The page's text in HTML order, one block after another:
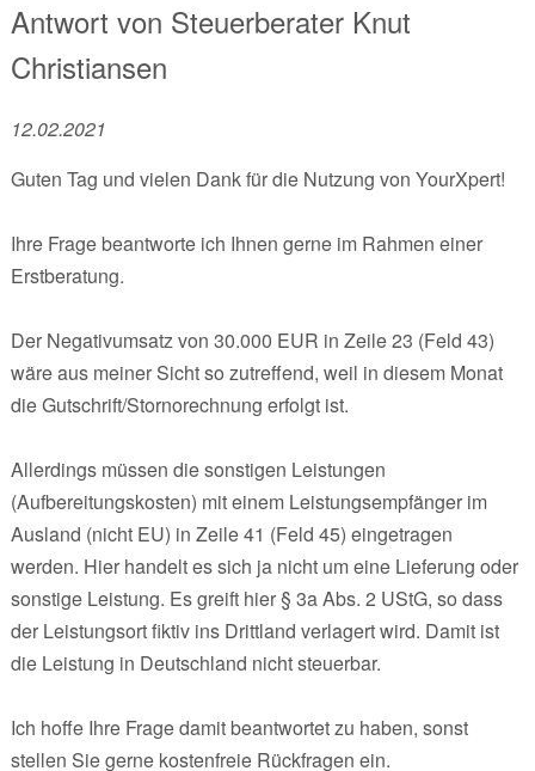
Antwort von Steuerberater Knut
Christiansen
12.02.2021
Guten Tag und vielen Dank für die Nutzung von YourXpert!
Ihre Frage beantworte ich Ihnen gerne im Rahmen einer
Erstberatung.
Der Negativumsatz von 30.000 EUR in Zeile 23 (Feld 43)
wäre aus meiner Sicht so zutreffend, weil in diesem Monat
die Gutschrift/Stornorechnung erfolgt ist.
Allerdings müssen die sonstigen Leistungen
(Aufbereitungskosten) mit einem Leistungsempfänger im
Ausland (nicht EU) in Zeile 41 (Feld 45) eingetragen
werden. Hier handelt es sich ja nicht um eine Lieferung oder
sonstige Leistung. Es greift hier § 3a Abs. 2 UStG, so dass
der Leistungsort fiktiv ins Drittland verlagert wird. Damit ist
die Leistung in Deutschland nicht steuerbar.
Ich hoffe Ihre Frage damit beantwortet zu haben, sonst
stellen Sie gerne kostenfreie Rückfragen ein.